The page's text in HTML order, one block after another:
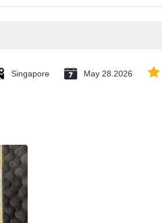
Singapore May 28.2026